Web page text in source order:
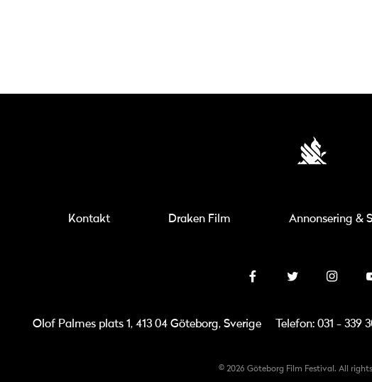
Kontakt Draken Film Annonsering &
Olof Palmes plats 1, 413 04 Göteborg, Sverige Telefon: 031 - 339
© 2026 Göteborg Film Festival. All rights